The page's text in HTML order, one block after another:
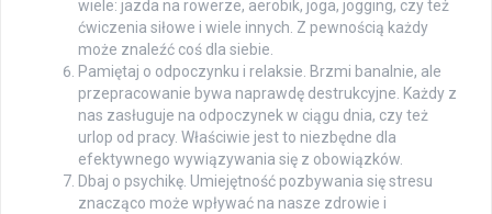
wiele: jazda na rowerze, aerobik, joga, jogging, czy też
ćwiczenia siłowe i wiele innych. Z pewnością każdy
może znaleźć coś dla siebie.
Pamiętaj o odpoczynku i relaksie. Brzmi banalnie, ale
przepracowanie bywa naprawdę destrukcyjne. Każdy z
nas zasługuje na odpoczynek w ciągu dnia, czy też
urlop od pracy. Właściwie jest to niezbędne dla
efektywnego wywiązywania się z obowiązków.
Dbaj o psychikę. Umiejętność pozbywania się stresu
znacząco może wpływać na nasze zdrowie i